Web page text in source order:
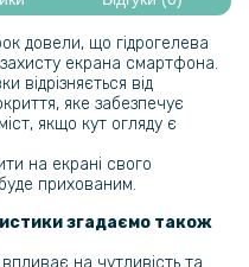
Slot для Samsung Galaxy
довели, що гідрогелева
екрана смартфона.
відрізняється від
яке забезпечує
якщо кут огляду є
на екрані свого
прихованим.
згадаємо також
на чутливість та